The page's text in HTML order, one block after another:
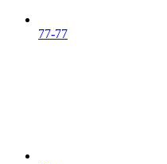
77-77